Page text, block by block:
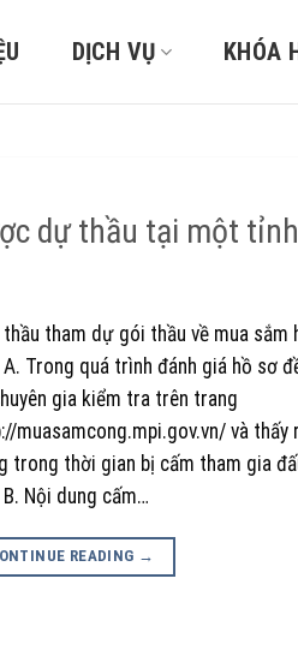
DỊCH VỤ KHÓA
dự thầu tại một
thầu tham dự gói thầu về mua sắm
Trong quá trình đánh giá hồ sơ
gia kiểm tra trên trang
muasamcong.mpi.gov.vn/ và thấy
trong thời gian bị cấm tham gia
Nội dung cấm…
READING →